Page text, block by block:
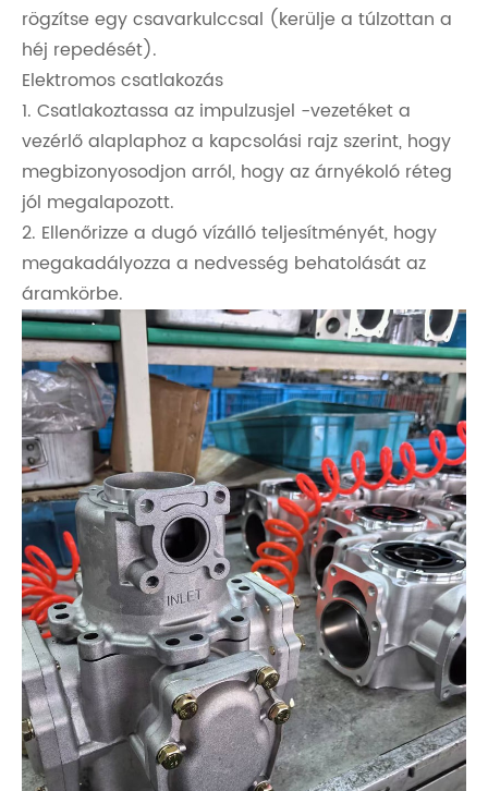
rögzítse egy csavarkulccsal (kerülje a túlzottan a
héj repedését).
Elektromos csatlakozás
1. Csatlakoztassa az impulzusjel -vezetéket a
vezérlő alaplaphoz a kapcsolási rajz szerint, hogy
megbizonyosodjon arról, hogy az árnyékoló réteg
jól megalapozott.
2. Ellenőrizze a dugó vízálló teljesítményét, hogy
megakadályozza a nedvesség behatolását az
áramkörbe.